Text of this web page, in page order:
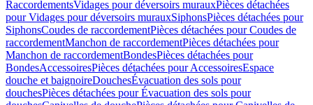
RaccordementsVidages pour déversoirs murauxPièces détachées
pour Vidages pour déversoirs murauxSiphonsPièces détachées pour
SiphonsCoudes de raccordementPièces détachées pour Coudes de
raccordementManchon de raccordementPièces détachées pour
Manchon de raccordementBondesPièces détachées pour
BondesAccessoiresPièces détachées pour AccessoiresEspace
douche et baignoireDouchesÉvacuation des sols pour
douchesPièces détachées pour Évacuation des sols pour